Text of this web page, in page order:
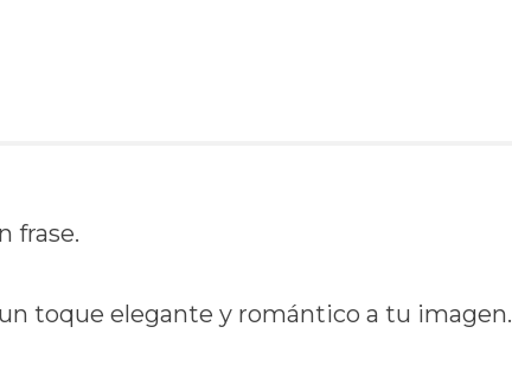
frase.
toque elegante y romántico a tu imagen.